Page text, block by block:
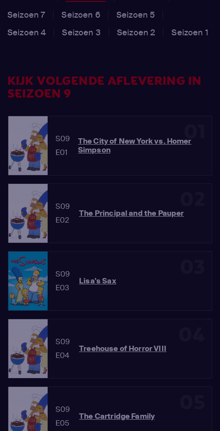
Seizoen 7
Seizoen 6
Seizoen 5
Seizoen 4
Seizoen 3 Seizoen 2 Seizoen 1
KIJK VOLGENDE AFLEVERING IN
SEIZOEN 9
S09
E01
The City of New York vs. Homer
Simpson
S09
E02
The Principal and the Pauper
S09
E03
Lisa's Sax
S09
E04
Treehouse of Horror VIII
S09
E05
The Cartridge Family